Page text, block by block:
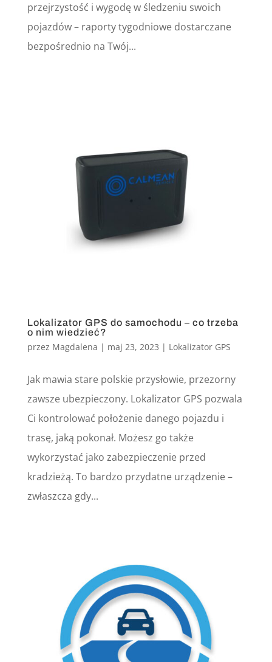
przejrzystość i wygodę w śledzeniu swoich
pojazdów – raporty tygodniowe dostarczane
bezpośrednio na Twój...
Lokalizator GPS do samochodu – co trzeba
o nim wiedzieć?
przez Magdalena | maj 23, 2023 | Lokalizator GPS
Jak mawia stare polskie przysłowie, przezorny
zawsze ubezpieczony. Lokalizator GPS pozwala
Ci kontrolować położenie danego pojazdu i
trasę, jaką pokonał. Możesz go także
wykorzystać jako zabezpieczenie przed
kradzieżą. To bardzo przydatne urządzenie –
zwłaszcza gdy...